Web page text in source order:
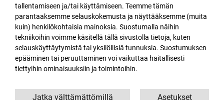
tallentamiseen ja/tai käyttämiseen. Teemme tämän
parantaaksemme selauskokemusta ja näyttääksemme (muita
kuin) henkilökohtaisia mainoksia. Suostumalla näihin
tekniikoihin voimme käsitellä tällä sivustolla tietoja, kuten
selauskäyttäytymistä tai yksilöllisiä tunnuksia. Suostumuksen
epääminen tai peruuttaminen voi vaikuttaa haitallisesti
tiettyihin ominaisuuksiin ja toimintoihin.
Asetukset
Jatka välttämättömillä